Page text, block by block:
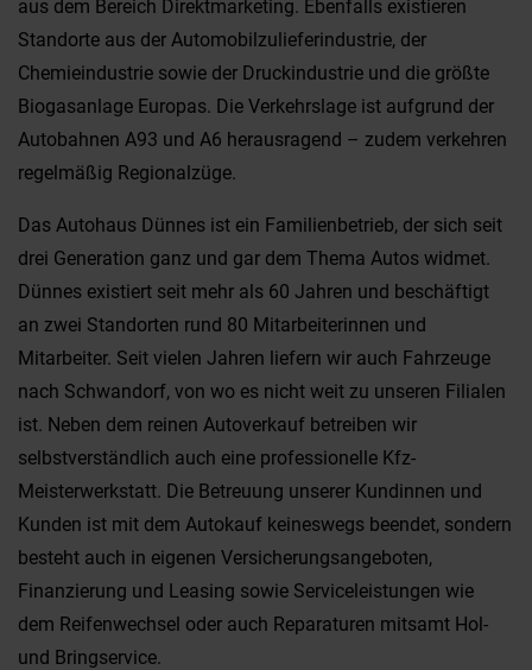
aus dem Bereich Direktmarketing. Ebenfalls existieren
Standorte aus der Automobilzulieferindustrie, der
Chemieindustrie sowie der Druckindustrie und die größte
Biogasanlage Europas. Die Verkehrslage ist aufgrund der
Autobahnen A93 und A6 herausragend – zudem verkehren
regelmäßig Regionalzüge.
Das Autohaus Dünnes ist ein Familienbetrieb, der sich seit
drei Generation ganz und gar dem Thema Autos widmet.
Dünnes existiert seit mehr als 60 Jahren und beschäftigt
an zwei Standorten rund 80 Mitarbeiterinnen und
Mitarbeiter. Seit vielen Jahren liefern wir auch Fahrzeuge
nach Schwandorf, von wo es nicht weit zu unseren Filialen
ist. Neben dem reinen Autoverkauf betreiben wir
selbstverständlich auch eine professionelle Kfz-
Meisterwerkstatt. Die Betreuung unserer Kundinnen und
Kunden ist mit dem Autokauf keineswegs beendet, sondern
besteht auch in eigenen Versicherungsangeboten,
Finanzierung und Leasing sowie Serviceleistungen wie
dem Reifenwechsel oder auch Reparaturen mitsamt Hol-
und Bringservice.